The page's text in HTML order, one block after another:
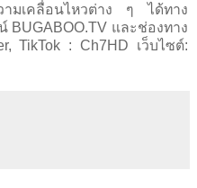
ามเคลื่อนไหวต่าง ๆ ได้ทาง
BUGABOO.TV และช่องทาง
TikTok : Ch7HD เว็บไซต์: